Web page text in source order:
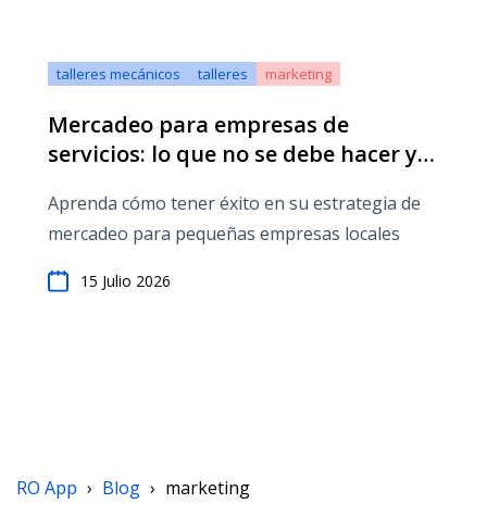
talleres mecánicos talleres marketing
Mercadeo para empresas de
servicios: lo que no se debe hacer y
Aprenda cómo tener éxito en su estrategia de
mercadeo para pequeñas empresas locales
15 Julio 2026
RO App › Blog › marketing